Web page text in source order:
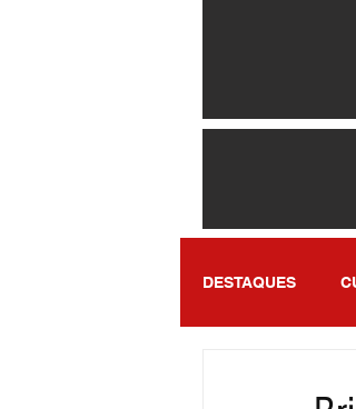
DESTAQUES